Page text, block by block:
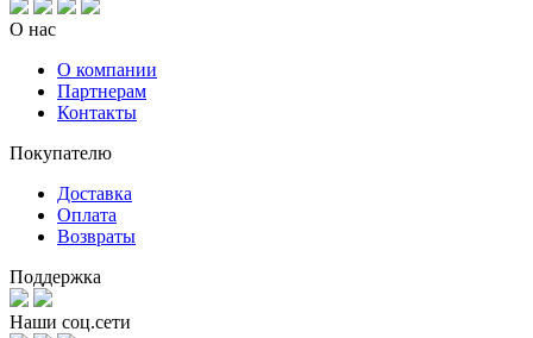
О нас
О компании
Партнерам
Контакты
Покупателю
Доставка
Оплата
Возвраты
Поддержка
Наши соц.сети